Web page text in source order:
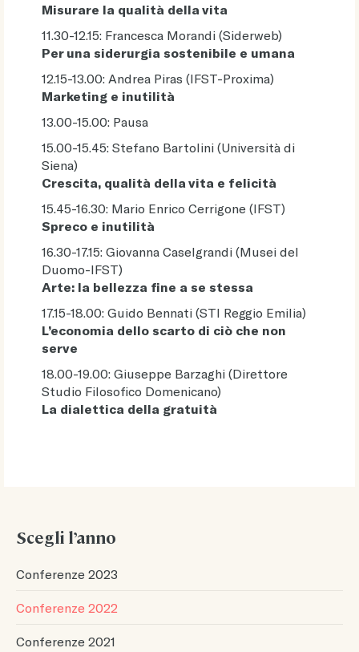
Misurare la qualità della vita
11.30-12.15: Francesca Morandi (Siderweb)
Per una siderurgia sostenibile e umana
12.15-13.00: Andrea Piras (IFST-Proxima)
Marketing e inutilità
13.00-15.00: Pausa
15.00-15.45: Stefano Bartolini (Università di
Siena)
Crescita, qualità della vita e felicità
15.45-16.30: Mario Enrico Cerrigone (IFST)
Spreco e inutilità
16.30-17.15: Giovanna Caselgrandi (Musei del
Duomo-IFST)
Arte: la bellezza fine a se stessa
17.15-18.00: Guido Bennati (STI Reggio Emilia)
L’economia dello scarto di ciò che non
serve
18.00-19.00: Giuseppe Barzaghi (Direttore
Studio Filosofico Domenicano)
La dialettica della gratuità
Scegli l’anno
Conferenze 2023
Conferenze 2022
Conferenze 2021